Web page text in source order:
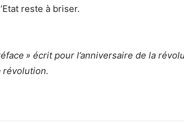
reste à briser.
» écrit pour l’anniversaire de la
révolution.